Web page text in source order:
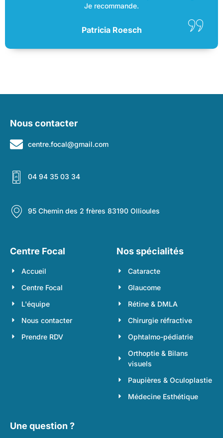
Je recommande.
Patricia Roesch
Nous contacter
centre.focal@gmail.com
04 94 35 03 34
95 Chemin des 2 frères 83190 Ollioules
Centre Focal
Accueil
Centre Focal
L'équipe
Nous contacter
Prendre RDV
Nos spécialités
Cataracte
Glaucome
Rétine & DMLA
Chirurgie réfractive
Ophtalmo-pédiatrie
Orthoptie & Bilans
visuels
Paupières & Oculoplastie
Médecine Esthétique
Une question ?